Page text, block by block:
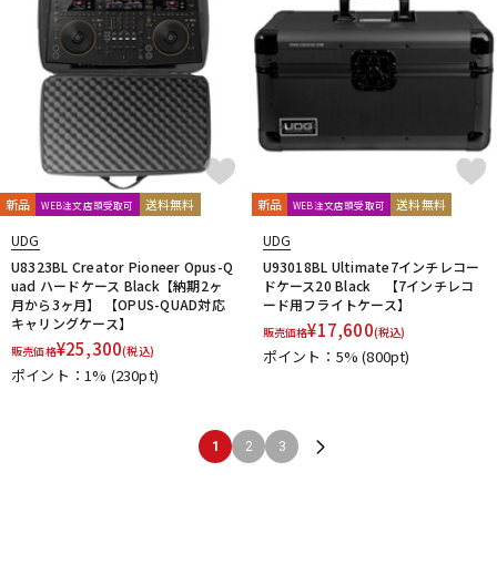
新品 WEB注文店頭受取可 送料無料
UDG
U8323BL Creator Pioneer Opus-Q
uad ハードケース Black【納期2ヶ
月から3ヶ月】 【OPUS-QUAD対応
キャリングケース】
販売価格¥25,300(税込)
ポイント：1% (230pt)
新品 WEB注文店頭受取可 送料無料
UDG
U93018BL Ultimate7インチレコー
ドケース20 Black 【7インチレコ
ード用フライトケース】
販売価格¥17,600(税込)
ポイント：5%(800pt)
1 2 3